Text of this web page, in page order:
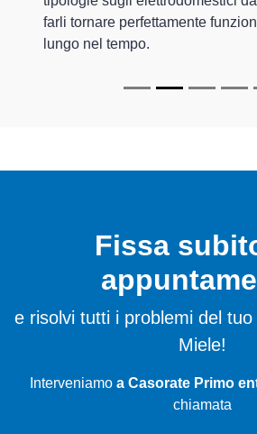
farli tornare perfettamente
lungo nel tempo.
Fissa
e risolvi tutti i problemi del
Miele!
Interveniamo a Casorate Primo
chiamata